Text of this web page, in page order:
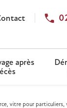
après
vitre pour